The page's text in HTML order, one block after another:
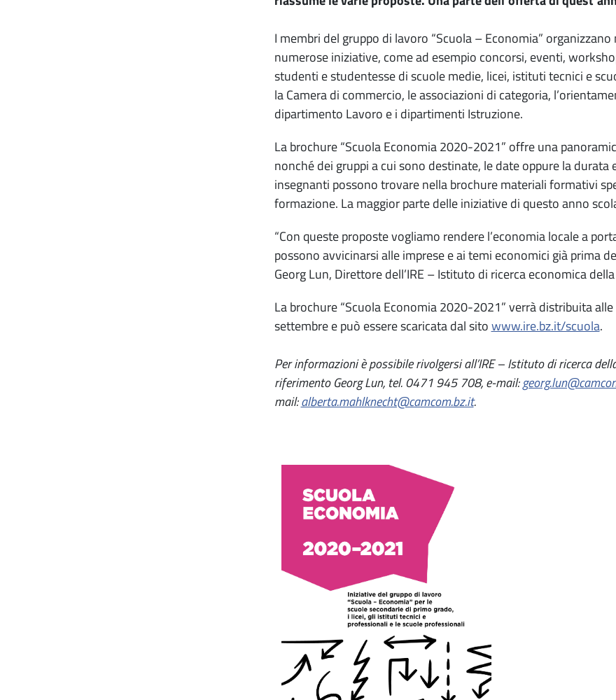
I membri del gruppo di lavoro “Scuola – Economia”
numerose iniziative, come ad esempio concorsi, eventi,
studenti e studentesse di scuole medie, licei, istituti tecnici e
la Camera di commercio, le associazioni di categoria,
dipartimento Lavoro e i dipartimenti Istruzione.
La brochure “Scuola Economia 2020-2021” offre una
nonché dei gruppi a cui sono destinate, le date oppure la
insegnanti possono trovare nella brochure materiali formativi
formazione. La maggior parte delle iniziative di questo anno
“Con queste proposte vogliamo rendere l’economia locale a
possono avvicinarsi alle imprese e ai temi economici già prima
Georg Lun, Direttore dell’IRE – Istituto di ricerca economica
La brochure “Scuola Economia 2020-2021” verrà distribuita
settembre e può essere scaricata dal sitowww.ire.bz.it/scuola.
Per informazioni è possibile rivolgersi all’IRE – Istituto di ricerca
riferimento Georg Lun, tel. 0471 945 708, e-mail:
mail:alberta.mahlknecht@camcom.bz.it.